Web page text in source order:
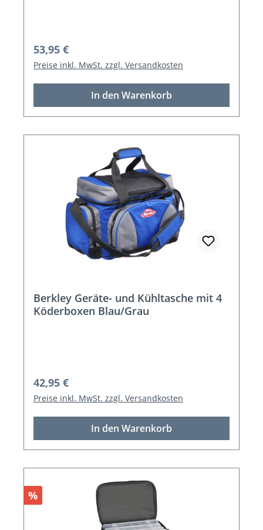
Regulärer Preis:
53,95 €
Preise inkl. MwSt. zzgl. Versandkosten
In den Warenkorb
Berkley Geräte- und Kühltasche mit 4
Köderboxen Blau/Grau
Regulärer Preis:
42,95 €
Preise inkl. MwSt. zzgl. Versandkosten
In den Warenkorb
Rabatt
%